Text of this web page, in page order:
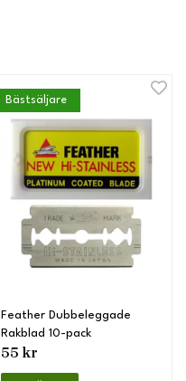
Bästsäljare
Feather Dubbeleggade
Rakblad 10-pack
55 kr